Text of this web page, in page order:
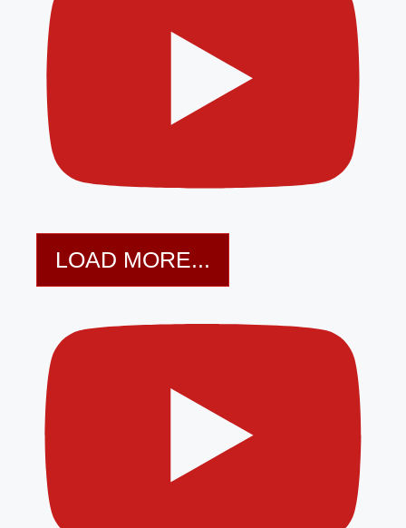
LOAD MORE...